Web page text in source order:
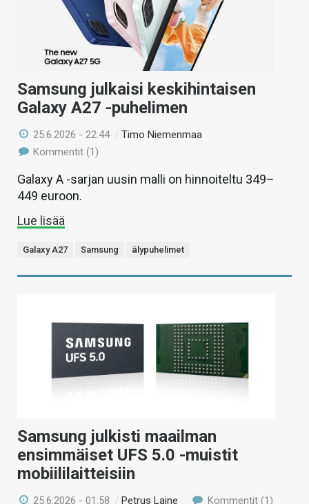
Samsung julkaisi keskihintaisen
Galaxy A27 -puhelimen
25.6.2026 - 22:44 /Timo Niemenmaa
Kommentit (1)
Galaxy A -sarjan uusin malli on hinnoiteltu 349–
449 euroon.
Lue lisää
Galaxy A27 Samsung älypuhelimet
Samsung julkisti maailman
ensimmäiset UFS 5.0 -muistit
mobiililaitteisiin
25.6.2026 - 01:58 /Petrus Laine Kommentit (1)